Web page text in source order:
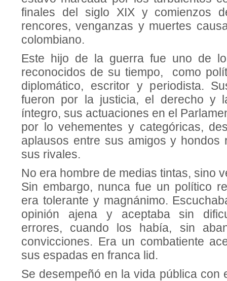
finales del siglo XIX y comienzos
rencores, venganzas y muertes
colombiano.
Este hijo de la guerra fue uno de
reconocidos de su tiempo, como
diplomático, escritor y periodista.
fueron por la justicia, el derecho y
íntegro, sus actuaciones en el
por lo vehementes y categóricas,
aplausos entre sus amigos y hondos
sus rivales.
No era hombre de medias tintas, sino
Sin embargo, nunca fue un político
era tolerante y magnánimo.
opinión ajena y aceptaba sin
errores, cuando los había, sin
convicciones. Era un combatiente
sus espadas en franca lid.
Se desempeñó en la vida pública con